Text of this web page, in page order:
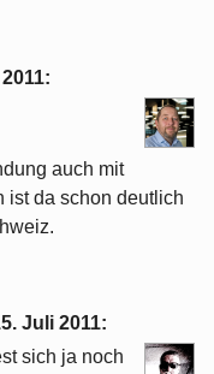
:
auch mit
ist da schon deutlich
Juli 2011:
sich ja noch